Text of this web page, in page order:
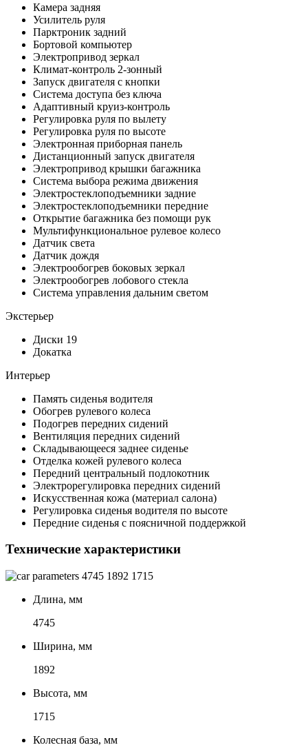
Камера задняя
Усилитель руля
Парктроник задний
Бортовой компьютер
Электропривод зеркал
Климат-контроль 2-зонный
Запуск двигателя с кнопки
Система доступа без ключа
Адаптивный круиз-контроль
Регулировка руля по вылету
Регулировка руля по высоте
Электронная приборная панель
Дистанционный запуск двигателя
Электропривод крышки багажника
Система выбора режима движения
Электростеклоподъемники задние
Электростеклоподъемники передние
Открытие багажника без помощи рук
Мультифункциональное рулевое колесо
Датчик света
Датчик дождя
Электрообогрев боковых зеркал
Электрообогрев лобового стекла
Система управления дальним светом
Экстерьер
Диски 19
Докатка
Интерьер
Память сиденья водителя
Обогрев рулевого колеса
Подогрев передних сидений
Вентиляция передних сидений
Складывающееся заднее сиденье
Отделка кожей рулевого колеса
Передний центральный подлокотник
Электрорегулировка передних сидений
Искусственная кожа (материал салона)
Регулировка сиденья водителя по высоте
Передние сиденья с поясничной поддержкой
Технические характеристики
4745 1892 1715
Длина, мм
4745
Ширина, мм
1892
Высота, мм
1715
Колесная база, мм